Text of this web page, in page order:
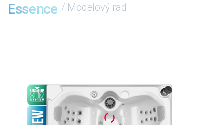
Essence / Modelový rad